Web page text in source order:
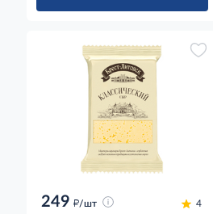
249 д/шт 4